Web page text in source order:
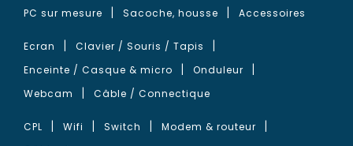
PC sur mesure
Sacoche, housse Accessoires
Ecran
Clavier / Souris / Tapis
Enceinte / Casque & micro
Onduleur
Webcam
Câble / Connectique
CPL Wifi Switch
Modem & routeur